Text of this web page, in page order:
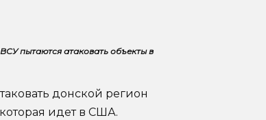
пытаются атаковать объекты в
донской регион
идет в США.